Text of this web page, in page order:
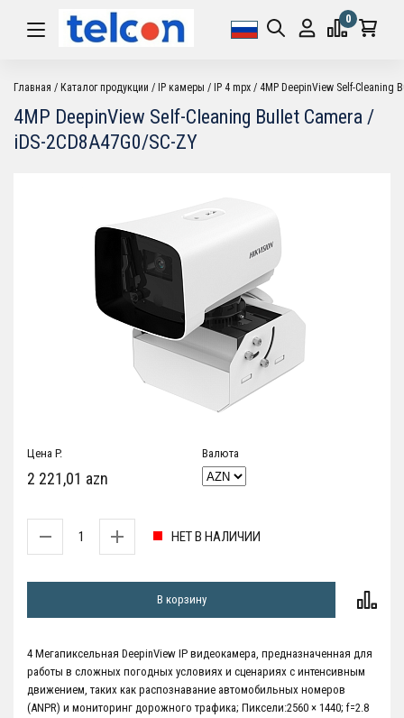
0
Главная Каталог продукции IP камеры IP 4 mpx 4MP DeepinView Self-Cleaning
4MP DeepinView Self-Cleaning Bullet Camera /
iDS-2CD8A47G0/SC-ZY
Цена P.
2 221,01 azn
Валюта
НЕТ В НАЛИЧИИ
В корзину
4 Мегапиксельная DeepinView IP видеокамера, предназначенная для
работы в сложных погодных условиях и сценариях с интенсивным
движением, таких как распознавание автомобильных номеров
(ANPR) и мониторинг дорожного трафика; Пиксели:2560 × 1440; f=2.8